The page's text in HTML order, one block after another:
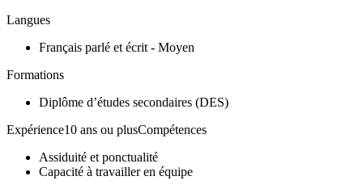
Langues
Français parlé et écrit - Moyen
Formations
Diplôme d’études secondaires (DES)
Expérience10 ans ou plusCompétences
Assiduité et ponctualité
Capacité à travailler en équipe